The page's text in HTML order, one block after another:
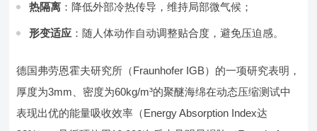
热隔离 ：降低外部冷热传导，维持局部微气候；
形变适应 ：随人体动作自动调整贴合度，避免压迫感。
德国弗劳恩霍夫研究所（Fraunhofer IGB）的一项研究表明，
厚度为3mm、密度为60kg/m³的聚醚海绵在动态压缩测试中
表现出优的能量吸收效率（Energy Absorption Index达